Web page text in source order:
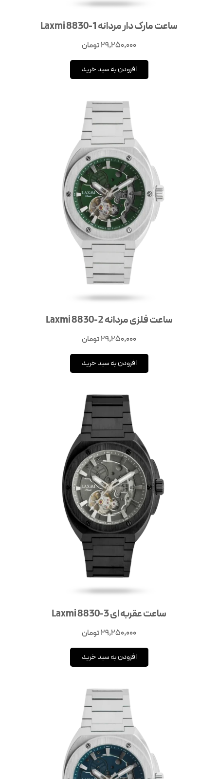
ساعت مارک دار مردانه Laxmi 8830-1
29,250,000تومان
افزودن به سبد خرید
ساعت فلزی مردانه Laxmi 8830-2
29,250,000تومان
افزودن به سبد خرید
ساعت عقربه ای Laxmi 8830-3
29,250,000تومان
افزودن به سبد خرید